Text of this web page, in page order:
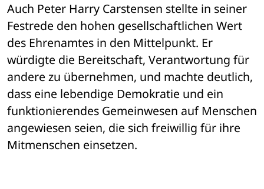
Auch Peter Harry Carstensen stellte in seiner
Festrede den hohen gesellschaftlichen Wert
des Ehrenamtes in den Mittelpunkt. Er
würdigte die Bereitschaft, Verantwortung für
andere zu übernehmen, und machte deutlich,
dass eine lebendige Demokratie und ein
funktionierendes Gemeinwesen auf Menschen
angewiesen seien, die sich freiwillig für ihre
Mitmenschen einsetzen.